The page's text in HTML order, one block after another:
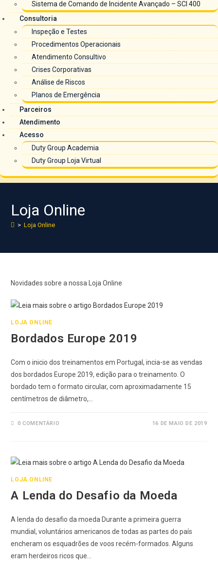
Sistema de Comando de Incidente Avançado – SCI 400
Consultoria
Inspeção e Testes
Procedimentos Operacionais
Atendimento Consultivo
Crises Corporativas
Análise de Riscos
Planos de Emergência
Parceiros
Atendimento
Acesso
Duty Group Academia
Duty Group Loja Virtual
Loja Online
> Loja Online
Novidades sobre a nossa Loja Online
LOJA ONLINE
Bordados Europe 2019
Com o inicio dos treinamentos em Portugal, incia-se as vendas
dos bordados Europe 2019, edição para o treinamento. O
bordado tem o formato circular, com aproximadamente 15
centímetros de diâmetro,…
0 COMENTÁRIO 16 DE MAIO DE 2019
LOJA ONLINE
A Lenda do Desafio da Moeda
A lenda do desafio da moeda Durante a primeira guerra
mundial, voluntários americanos de todas as partes do país
encheram os esquadrões de voos recém-formados. Alguns
eram herdeiros ricos que…